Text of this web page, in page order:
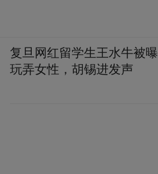
复旦网红留学生王水牛被曝
玩弄女性，胡锡进发声